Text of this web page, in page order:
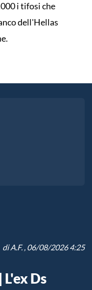
i tifosi che
dell'Hellas
diA.F., 06/08/2026 4:25
Ds